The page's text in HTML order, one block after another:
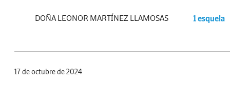
DOÑA LEONOR MARTÍNEZ LLAMOSAS 1 esquela
17 de octubre de 2024